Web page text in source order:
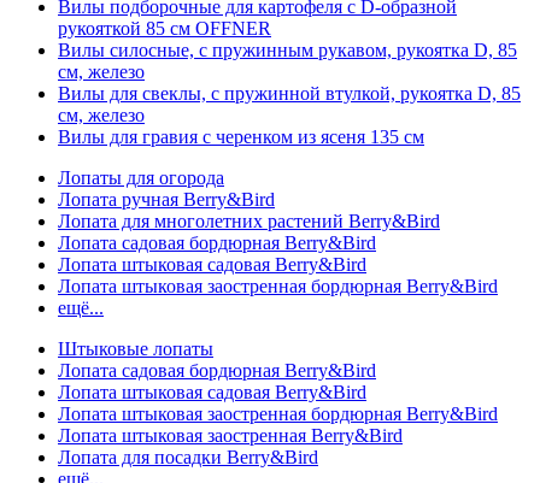
Вилы подборочные для картофеля с D-образной
рукояткой 85 см OFFNER
Вилы силосные, с пружинным рукавом, рукоятка D, 85
см, железо
Вилы для свеклы, с пружинной втулкой, рукоятка D, 85
см, железо
Вилы для гравия с черенком из ясеня 135 см
Лопаты для огорода
Лопата ручная Berry&Bird
Лопата для многолетних растений Berry&Bird
Лопата садовая бордюрная Berry&Bird
Лопата штыковая садовая Berry&Bird
Лопата штыковая заостренная бордюрная Berry&Bird
ещё...
Штыковые лопаты
Лопата садовая бордюрная Berry&Bird
Лопата штыковая садовая Berry&Bird
Лопата штыковая заостренная бордюрная Berry&Bird
Лопата штыковая заостренная Berry&Bird
Лопата для посадки Berry&Bird
ещё...